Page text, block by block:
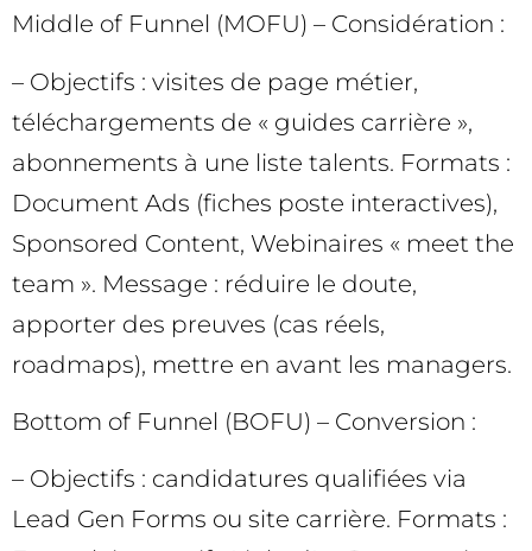
Middle of Funnel (MOFU) – Considération :
– Objectifs : visites de page métier,
téléchargements de « guides carrière »,
abonnements à une liste talents. Formats :
Document Ads (fiches poste interactives),
Sponsored Content, Webinaires « meet the
team ». Message : réduire le doute,
apporter des preuves (cas réels,
roadmaps), mettre en avant les managers.
Bottom of Funnel (BOFU) – Conversion :
– Objectifs : candidatures qualifiées via
Lead Gen Forms ou site carrière. Formats :